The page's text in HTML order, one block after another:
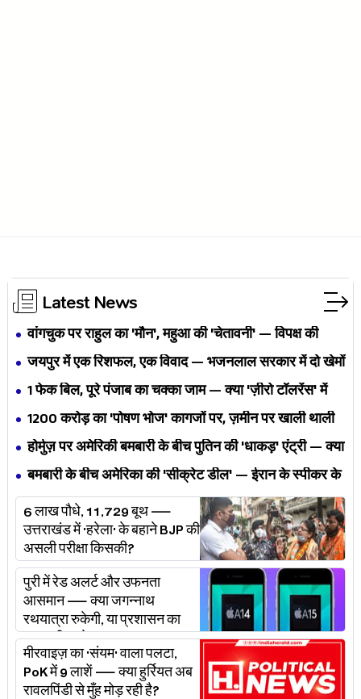
Latest News
वांगचुक पर राहुल का 'मौन', महुआ की 'चेतावनी' — विपक्ष की
एकता BJP का नैरेटिव बदलने से पहले बिखर रही है?
जयपुर में एक रिशफल, एक विवाद — भजनलाल सरकार में दो खेमों
की जंग अब छुपेगी कैसे?
1 फेक बिल, पूरे पंजाब का चक्का जाम — क्या 'ज़ीरो टॉलरेंस' में
अपनी ही यूनियनों से घिर गए भगवंत मान?
₹1200 करोड़ का 'पोषण भोज' कागजों पर, ज़मीन पर खाली थाली
— MP के बच्चों का निवाला कौन निगल रहा है?
होर्मुज़ पर अमेरिकी बमबारी के बीच पुतिन की 'धाकड़' एंट्री — क्या
ट्रंप-ईरान की जंग अब महायुद्ध बनेगी?
बमबारी के बीच अमेरिका की 'सीक्रेट डील' — ईरान के स्पीकर के
खुलासे ने असली खेल बेनक़ाब किया?
6 लाख पौधे, 11,729 बूथ —
उत्तराखंड में 'हरेला' के बहाने BJP की
असली परीक्षा किसकी?
पुरी में रेड अलर्ट और उफनता
आसमान — क्या जगन्नाथ
रथयात्रा रुकेगी, या प्रशासन का
'प्लान बी' चलेगा?
मीरवाइज़ का 'संयम' वाला पलटा,
PoK में 9 लाशें — क्या हुर्रियत अब
रावलपिंडी से मुँह मोड़ रही है?